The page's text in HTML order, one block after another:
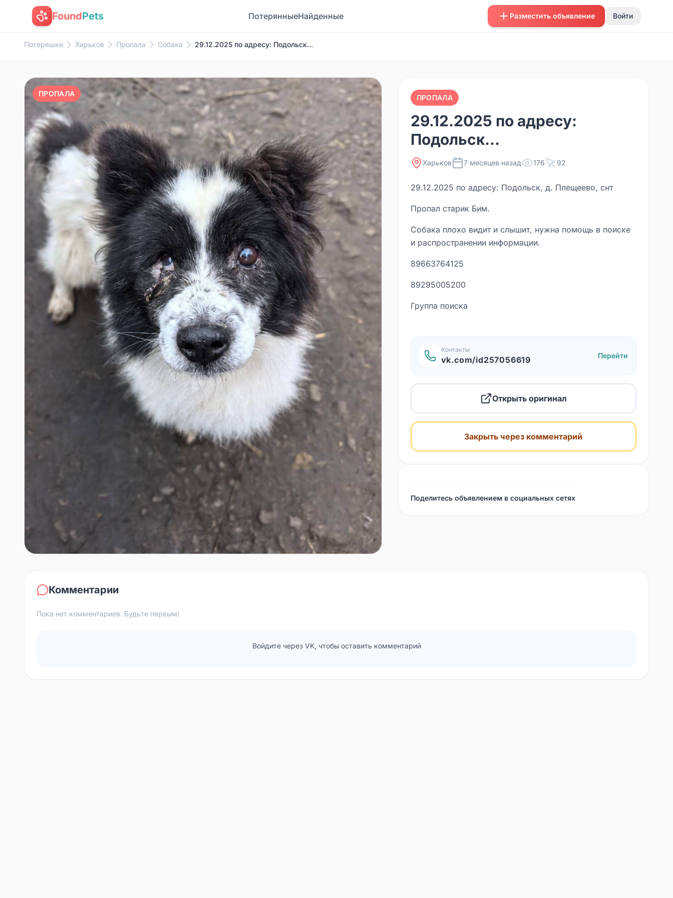
FoundPets ПотерянныеНайденные Разместить объявление Войти
Потеряшки Харьков Пропала Собака 29.12.2025 по адресу: Подольск...
ПРОПАЛА ПРОПАЛА
29.12.2025 по адресу:
Подольск...
Харьков 7 месяцев назад 176 92
29.12.2025 по адресу: Подольск, д. Плещеево, снт
Пропал старик Бим.
Собака плохо видит и слышит, нужна помощь в поиске
и распространении информации.
89663764125
89295005200
Группа поиска
Контакты
vk.com/id257056619 Перейти
Открыть оригинал
Закрыть через комментарий
Поделитесь объявлением в социальных сетях
Комментарии
Пока нет комментариев. Будьте первым!
Войдите через VK, чтобы оставить комментарий